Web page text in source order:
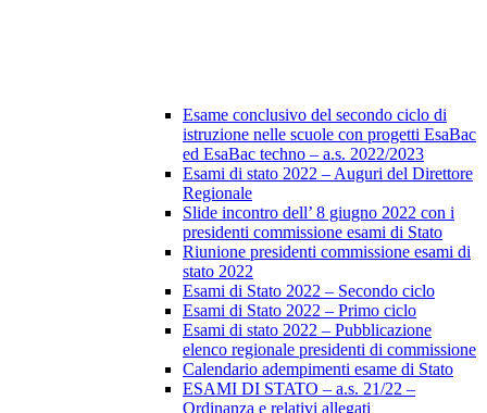
Esame conclusivo del secondo ciclo di
istruzione nelle scuole con progetti EsaBac
ed EsaBac techno – a.s. 2022/2023
Esami di stato 2022 – Auguri del Direttore
Regionale
Slide incontro dell’ 8 giugno 2022 con i
presidenti commissione esami di Stato
Riunione presidenti commissione esami di
stato 2022
Esami di Stato 2022 – Secondo ciclo
Esami di Stato 2022 – Primo ciclo
Esami di stato 2022 – Pubblicazione
elenco regionale presidenti di commissione
Calendario adempimenti esame di Stato
ESAMI DI STATO – a.s. 21/22 –
Ordinanza e relativi allegati